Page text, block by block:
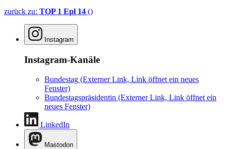
zurück zu: TOP 1 Epl 14 ()
Instagram
Instagram-Kanäle
Bundestag (Externer Link, Link öffnet ein neues
Fenster)
Bundestagspräsidentin (Externer Link, Link öffnet ein
neues Fenster)
LinkedIn
Mastodon